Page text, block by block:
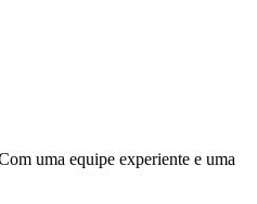
uma equipe experiente e uma